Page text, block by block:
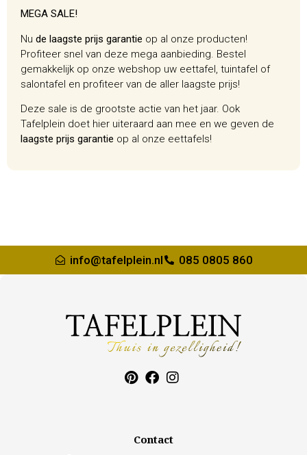
MEGA SALE!
Nu de laagste prijs garantie op al onze producten!
Profiteer snel van deze mega aanbieding. Bestel
gemakkelijk op onze webshop uw eettafel, tuintafel of
salontafel en profiteer van de aller laagste prijs!
Deze sale is de grootste actie van het jaar. Ook
Tafelplein doet hier uiteraard aan mee en we geven de
laagste prijs garantie op al onze eettafels!
info@tafelplein.nl 085 0805 860
Contact